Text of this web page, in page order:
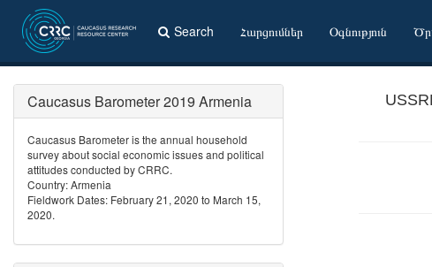
Search Հարցումներ Օգնություն
Caucasus Barometer 2019 Armenia
Caucasus Barometer is the annual household
survey about social economic issues and political
attitudes conducted by CRRC.
Country: Armenia
Fieldwork Dates: February 21, 2020 to March 15,
2020.